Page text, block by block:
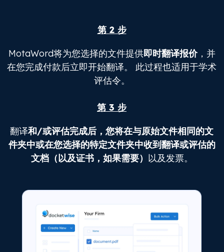
第 2 步
MotaWord将为您选择的文件提供即时翻译报价，并
在您完成付款后立即开始翻译。 此过程也适用于学术
评估令。
第 3 步
翻译和/或评估完成后，您将在与原始文件相同的文
件夹中或在您选择的特定文件夹中收到翻译或评估的
文档（以及证书，如果需要） 以及发票。